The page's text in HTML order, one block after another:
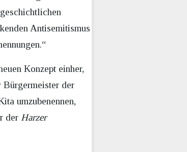
Antisemitismus
Konzept einher,
der
umzubenennen,
der Harzer